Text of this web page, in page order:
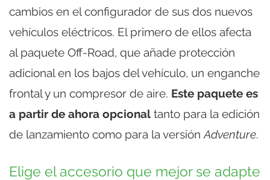
cambios en el configurador de sus dos nuevos
vehículos eléctricos. El primero de ellos afecta
al paquete Off-Road, que añade protección
adicional en los bajos del vehículo, un enganche
frontal y un compresor de aire. Este paquete es
a partir de ahora opcional tanto para la edición
de lanzamiento como para la versión Adventure.
Elige el accesorio que mejor se adapte